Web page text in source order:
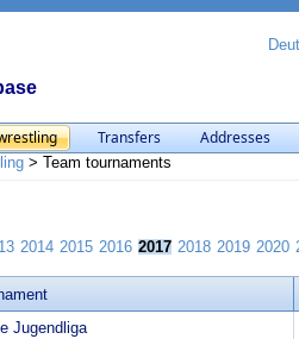
Transfers Addresses
> Team tournaments
2014 2015 2016 2017 2018 2019 2020
Jugendliga